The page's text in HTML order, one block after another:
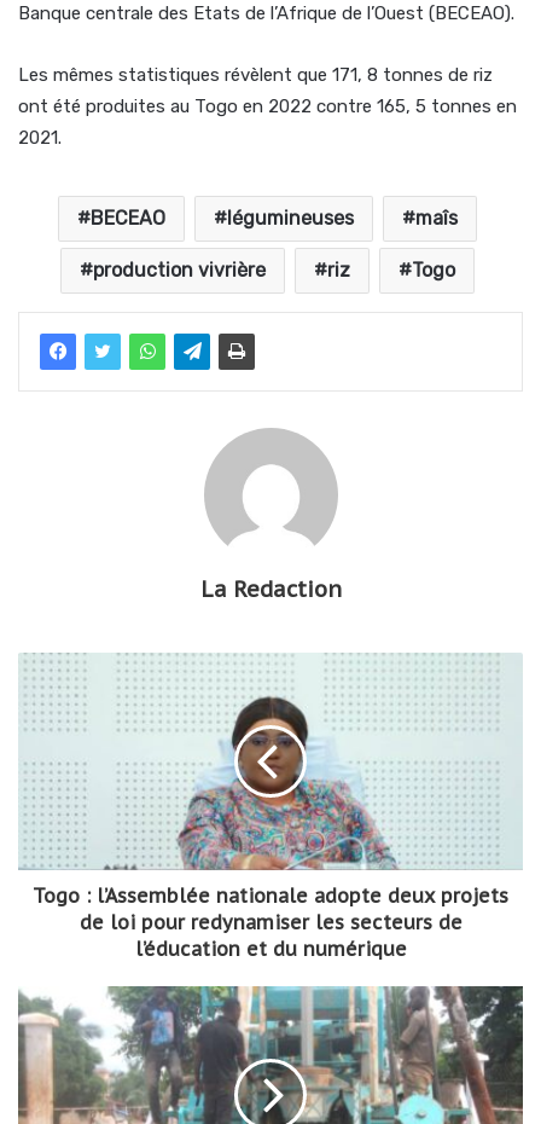
Banque centrale des Etats de l’Afrique de l’Ouest (BECEAO).
Les mêmes statistiques révèlent que 171, 8 tonnes de riz
ont été produites au Togo en 2022 contre 165, 5 tonnes en
2021.
BECEAO légumineuses maîs
production vivrière riz Togo
La Redaction
Togo : l’Assemblée nationale adopte deux projets
de loi pour redynamiser les secteurs de
l’éducation et du numérique